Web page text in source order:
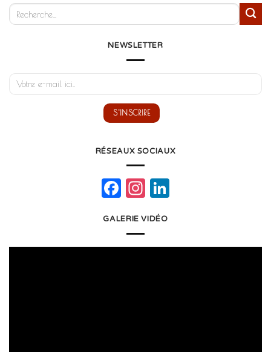
NEWSLETTER
RÉSEAUX SOCIAUX
Facebook
Instagram
GALERIE VIDÉO